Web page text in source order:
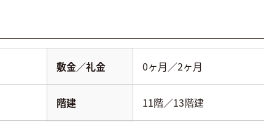
敷金／礼金 0ヶ月／2ヶ月
階建 11階／13階建